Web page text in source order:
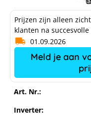
Art. Nr.:
Inverter:
Prijzen zijn alleen
klanten na
01.09.2026
Meld je aan